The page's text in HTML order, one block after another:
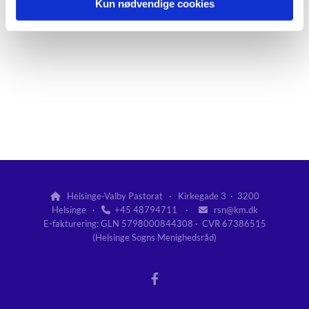
Kun nødvendige cookies
Helsinge-Valby Pastorat · Kirkegade 3 · 3200
Helsinge ·
+45 48794711 · rsn@km.dk
E-fakturering: GLN 5798000844308 · CVR 67386515
(Helsinge Sogns Menighedsråd)